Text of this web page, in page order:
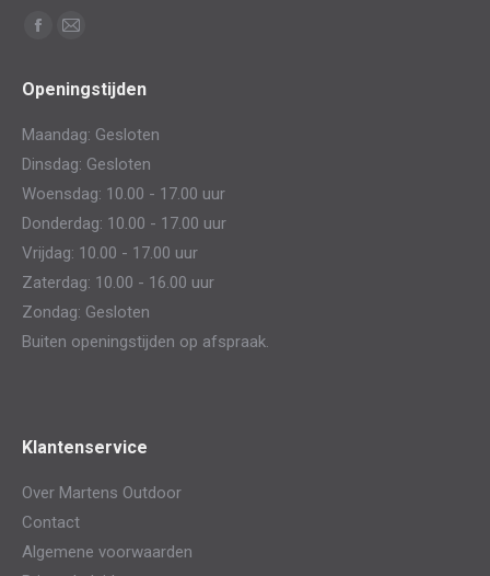
Vind ons op:
Facebook
opens
Mail
opens
Openingstijden
Maandag: Gesloten
Dinsdag: Gesloten
Woensdag: 10.00 - 17.00 uur
Donderdag: 10.00 - 17.00 uur
Vrijdag: 10.00 - 17.00 uur
Zaterdag: 10.00 - 16.00 uur
Zondag: Gesloten
Buiten openingstijden op afspraak.
Klantenservice
Over Martens Outdoor
Contact
Algemene voorwaarden